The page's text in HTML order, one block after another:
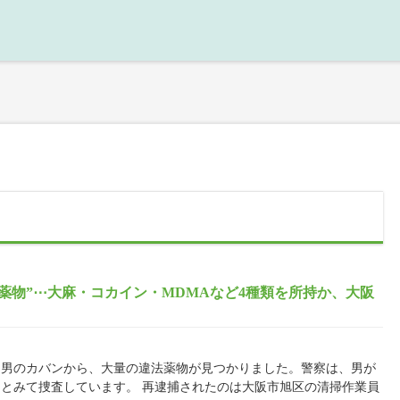
物”⋯大麻・コカイン・MDMAなど4種類を所持か、大阪
のカバンから、大量の違法薬物が見つかりました。警察は、男が
みて捜査しています。 再逮捕されたのは大阪市旭区の清掃作業員